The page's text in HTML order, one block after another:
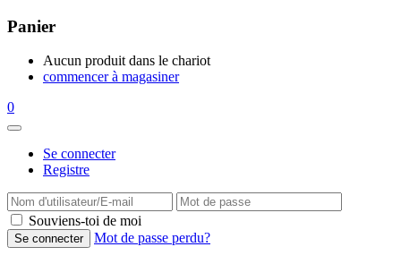
Panier
Aucun produit dans le chariot
commencer à magasiner
0
Se connecter
Registre
Souviens-toi de moi
Mot de passe perdu?